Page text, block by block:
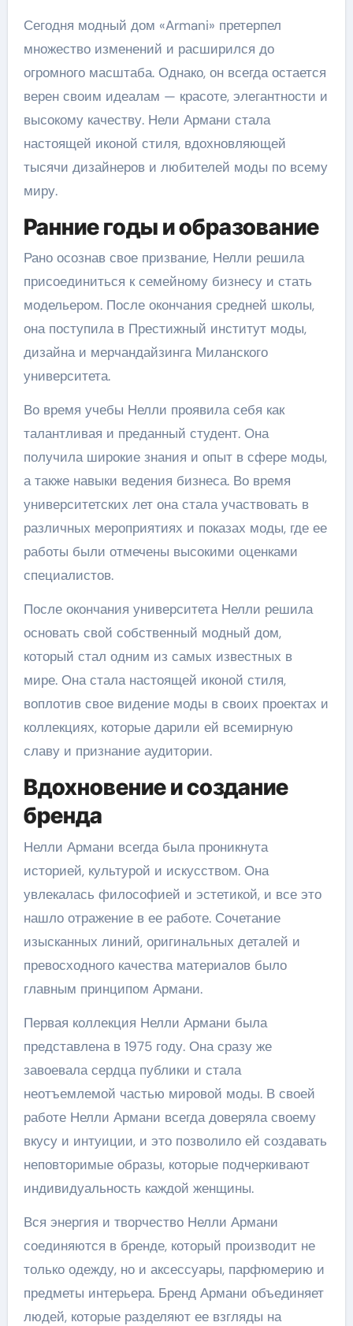
Сегодня модный дом «Armani» претерпел
множество изменений и расширился до
огромного масштаба. Однако, он всегда остается
верен своим идеалам — красоте, элегантности и
высокому качеству. Нели Армани стала
настоящей иконой стиля, вдохновляющей
тысячи дизайнеров и любителей моды по всему
миру.
Ранние годы и образование
Рано осознав свое призвание, Нелли решила
присоединиться к семейному бизнесу и стать
модельером. После окончания средней школы,
она поступила в Престижный институт моды,
дизайна и мерчандайзинга Миланского
университета.
Во время учебы Нелли проявила себя как
талантливая и преданный студент. Она
получила широкие знания и опыт в сфере моды,
а также навыки ведения бизнеса. Во время
университетских лет она стала участвовать в
различных мероприятиях и показах моды, где ее
работы были отмечены высокими оценками
специалистов.
После окончания университета Нелли решила
основать свой собственный модный дом,
который стал одним из самых известных в
мире. Она стала настоящей иконой стиля,
воплотив свое видение моды в своих проектах и
коллекциях, которые дарили ей всемирную
славу и признание аудитории.
Вдохновение и создание
бренда
Нелли Армани всегда была проникнута
историей, культурой и искусством. Она
увлекалась философией и эстетикой, и все это
нашло отражение в ее работе. Сочетание
изысканных линий, оригинальных деталей и
превосходного качества материалов было
главным принципом Армани.
Первая коллекция Нелли Армани была
представлена в 1975 году. Она сразу же
завоевала сердца публики и стала
неотъемлемой частью мировой моды. В своей
работе Нелли Армани всегда доверяла своему
вкусу и интуиции, и это позволило ей создавать
неповторимые образы, которые подчеркивают
индивидуальность каждой женщины.
Вся энергия и творчество Нелли Армани
соединяются в бренде, который производит не
только одежду, но и аксессуары, парфюмерию и
предметы интерьера. Бренд Армани объединяет
людей, которые разделяют ее взгляды на